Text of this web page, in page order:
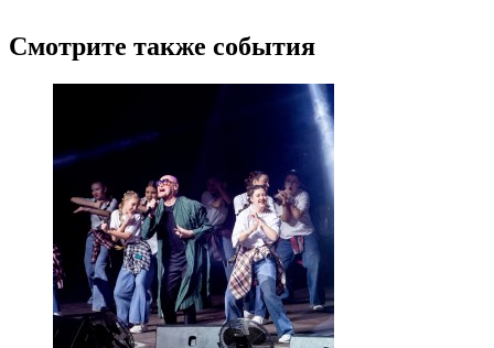
Смотрите также события